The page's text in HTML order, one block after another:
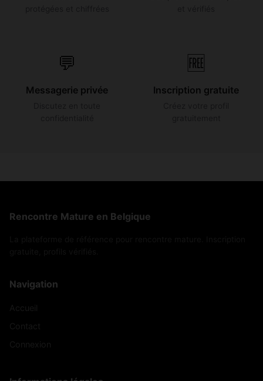
💬
Messagerie privée
🆓
Inscription gratuite
Rencontre Mature en Belgique
Navigation